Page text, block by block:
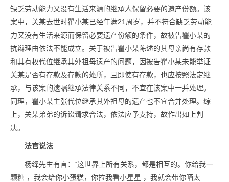
缺乏劳动能力又没有生活来源的继承人保留必要的遗产份额。该
案中，关某去世时瞿小某已经年满21周岁，并不符合缺乏劳动能
力又没有生活来源而保留必要遗产份额的条件，故被告瞿小某的
抗辩理由依法不能成立。关于被告瞿小某陈述的其母亲尚有存款
和其有权代位继承其外祖母遗产的问题，因被告瞿小某未能举证
关某是否有存款及存款的处所，且即使有存款，也应按照法定继
承，与该案的遗嘱继承法律关系不同，不宜在该案中一并处理。
同理，瞿小某主张代位继承其外祖母的遗产也不宜合并处理。综
上，关某弟弟的诉讼请求合法，依法应予支持，故作出如上判
决。
法官说法
杨绛先生有言：“这世界上所有关系，都是相互的。你给我一
颗糖 ，我会给你小蛋糕，你拉我看小星星 ，我就会带你晒太